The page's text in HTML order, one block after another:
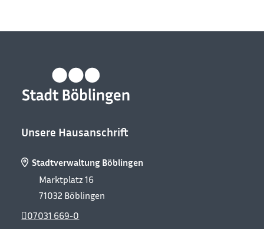
Unsere Hausanschrift
Stadtverwaltung Böblingen
Marktplatz 16
71032 Böblingen
07031 669-0